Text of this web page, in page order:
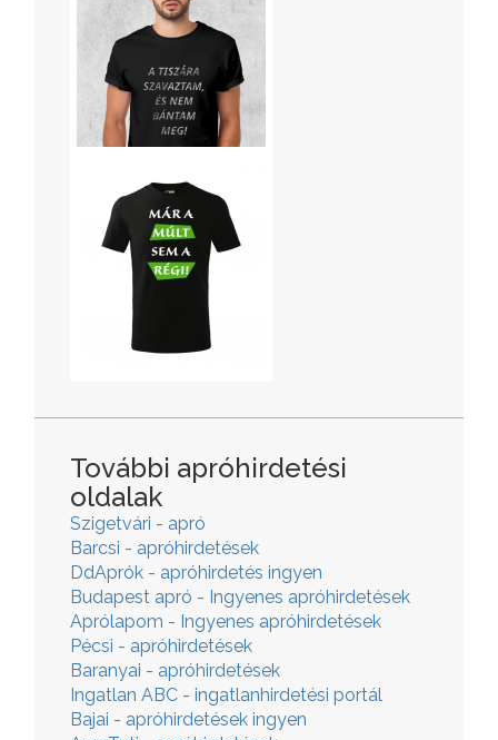
További apróhirdetési
oldalak
Szigetvári - apró
Barcsi - apróhirdetések
DdAprók - apróhirdetés ingyen
Budapest apró - Ingyenes apróhirdetések
Aprólapom - Ingyenes apróhirdetések
Pécsi - apróhirdetések
Baranyai - apróhirdetések
Ingatlan ABC - ingatlanhirdetési portál
Bajai - apróhirdetések ingyen